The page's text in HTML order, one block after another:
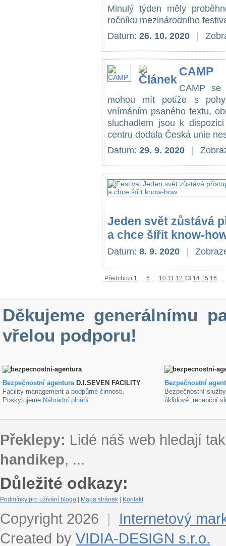
Minulý týden měly
ročníku mezinárodního
Datum: 26. 10. 2020
CAMP
CAMP se
mohou mít potíže s
vnímáním psaného textu,
sluchadlem jsou k
centru dodala Česká unie
Datum: 29. 9. 2020
Jeden svět zůstává
a chce šířit know-
Datum: 8. 9. 2020
Předchozí 1 … 6 … 10 11 12 13 14 15 16 …
Děkujeme generálnímu
vřelou podporu!
Bezpečnostní agenturaD.I.SEVEN FACILITY
Facility management a podpůrné činnosti.
Poskytujeme Náhradní plnění.
Bezpečnostní
Bezpečnostní
úklidové ,recepční
Překlepy: Lidé náš web hledají
handikep, ...
Důležité odkazy:
Podmínky pro užívání blogu Mapa stránek Kontakt
Copyright 2026 |
Internetový
Created by VIDIA-DESIGN s.r.o.